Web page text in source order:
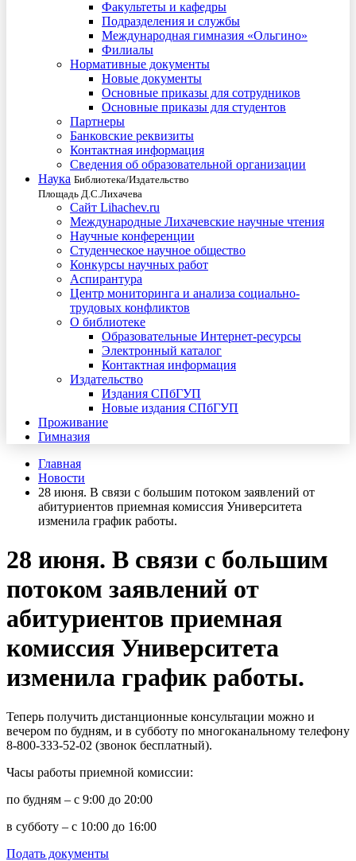
Факультеты и кафедры
Подразделения и службы
Международная гимназия «Ольгино»
Филиалы
Нормативные документы
Новые документы
Основные приказы для сотрудников
Основные приказы для студентов
Партнеры
Банковские реквизиты
Контактная информация
Сведения об образовательной организации
Наука Библиотека/Издательство
Площадь Д.С.Лихачева
Сайт Lihachev.ru
Международные Лихачевские научные чтения
Научные конференции
Студенческое научное общество
Конкурсы научных работ
Аспирантура
Центр мониторинга и анализа социально-
трудовых конфликтов
О библиотеке
Образовательные Интернет-ресурсы
Электронный каталог
Контактная информация
Издательство
Издания СПбГУП
Новые издания СПбГУП
Проживание
Гимназия
Главная
Новости
28 июня. В связи с большим потоком заявлений от
абитуриентов приемная комиссия Университета
изменила график работы.
28 июня. В связи с большим
потоком заявлений от
абитуриентов приемная
комиссия Университета
изменила график работы.
Теперь получить дистанционные консультации можно и
вечером по будням, и в субботу по многоканальному телефону
8-800-333-52-02 (звонок бесплатный).
Часы работы приемной комиссии:
по будням – с 9:00 до 20:00
в субботу – с 10:00 до 16:00
Подать документы